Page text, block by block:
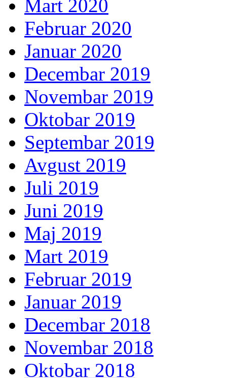
Mart 2020
Februar 2020
Januar 2020
Decembar 2019
Novembar 2019
Oktobar 2019
Septembar 2019
Avgust 2019
Juli 2019
Juni 2019
Maj 2019
Mart 2019
Februar 2019
Januar 2019
Decembar 2018
Novembar 2018
Oktobar 2018